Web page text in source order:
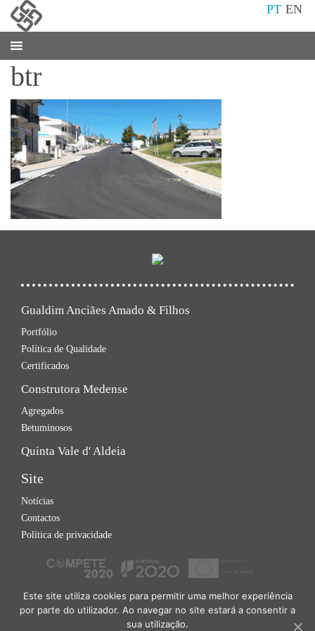
PT EN
btr
Gualdim Anciães Amado & Filhos
Portfólio
Política de Qualidade
Certificados
Construtora Medense
Agregados
Betuminosos
Quinta Vale d' Aldeia
Site
Notícias
Contactos
Política de privacidade
Este site utiliza cookies para permitir uma melhor experiência
por parte do utilizador. Ao navegar no site estará a consentir a
sua utilização.